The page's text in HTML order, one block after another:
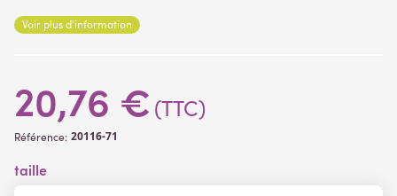
Voir plus d'information
20,76 € (TTC)
Référence: 20116-71
taille